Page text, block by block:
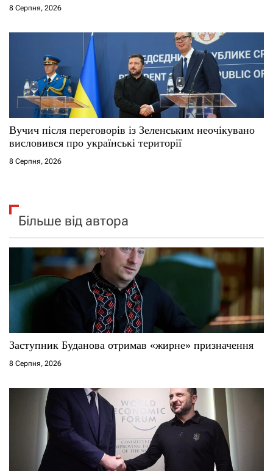
8 Серпня, 2026
Вучич після переговорів із Зеленським неочікувано
висловився про українські території
8 Серпня, 2026
Більше від автора
Заступник Буданова отримав «жирне» призначення
8 Серпня, 2026